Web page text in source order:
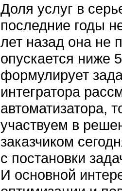
Доля услуг в
последние годы
лет назад она не
опускается ниже
формулирует
интегратора
автоматизатора,
участвуем в
заказчиком
с постановки
И основной